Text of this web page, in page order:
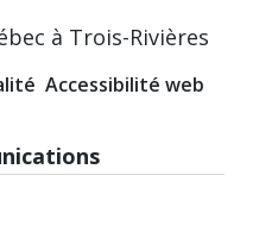
à Trois-Rivières
Accessibilité web